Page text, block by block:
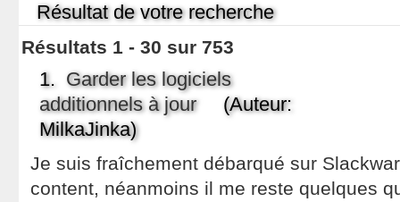
Résultat de votre recherche
Résultats 1 - 30 sur 753
1. Garder les logiciels
additionnels à jour(Auteur:
MilkaJinka)
Je suis fraîchement débarqué sur
content, néanmoins il me reste quelques